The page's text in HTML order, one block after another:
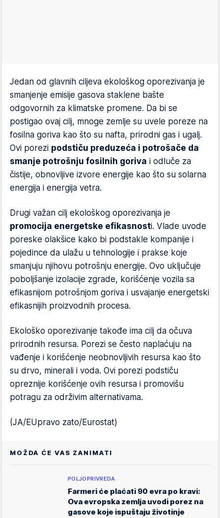
Jedan od glavnih ciljeva ekološkog oporezivanja je
smanjenje emisije gasova staklene bašte
odgovornih za klimatske promene. Da bi se
postigao ovaj cilj, mnoge zemlje su uvele poreze na
fosilna goriva kao što su nafta, prirodni gas i ugalj.
Ovi porezi podstiču preduzeća i potrošače da
smanje potrošnju fosilnih goriva i odluče za
čistije, obnovljive izvore energije kao što su solarna
energija i energija vetra.
Drugi važan cilj ekološkog oporezivanja je
promocija energetske efikasnosti. Vlade uvode
poreske olakšice kako bi podstakle kompanije i
pojedince da ulažu u tehnologije i prakse koje
smanjuju njihovu potrošnju energije. Ovo uključuje
poboljšanje izolacije zgrade, korišćenje vozila sa
efikasnijom potrošnjom goriva i usvajanje energetski
efikasnijih proizvodnih procesa.
Ekološko oporezivanje takođe ima cilj da očuva
prirodnih resursa. Porezi se često naplaćuju na
vađenje i korišćenje neobnovljivih resursa kao što
su drvo, minerali i voda. Ovi porezi podstiču
opreznije korišćenje ovih resursa i promovišu
potragu za održivim alternativama.
(JA/EUpravo zato/Eurostat)
MOŽDA ĆE VAS ZANIMATI
POLJOPRIVREDA
Farmeri će plaćati 90 evra po kravi:
Ova evropska zemlja uvodi porez na
gasove koje ispuštaju životinje